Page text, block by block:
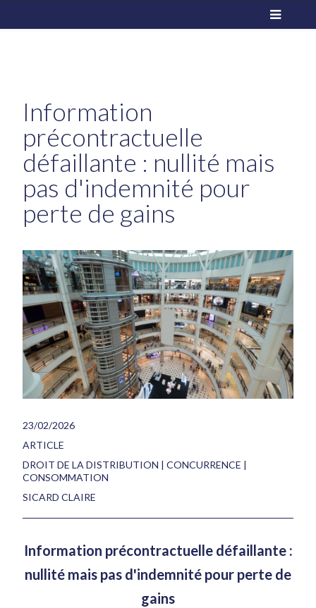
Information
précontractuelle
défaillante : nullité mais
pas d'indemnité pour
perte de gains
23/02/2026
ARTICLE
DROIT DE LA DISTRIBUTION | CONCURRENCE |
CONSOMMATION
SICARD CLAIRE
Information précontractuelle défaillante :
nullité mais pas d'indemnité pour perte de
gains